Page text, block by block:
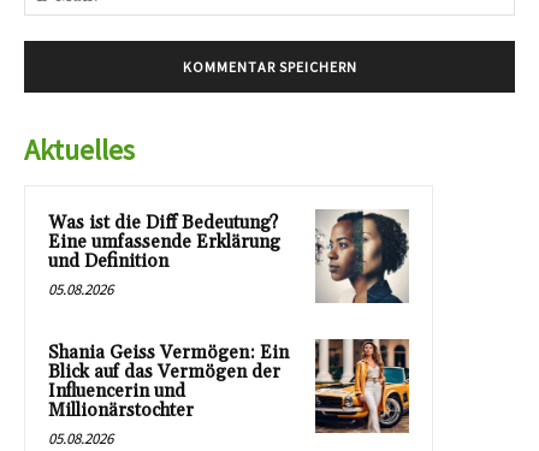
Aktuelles
Was ist die Diff Bedeutung?
Eine umfassende Erklärung
und Definition
05.08.2026
Shania Geiss Vermögen: Ein
Blick auf das Vermögen der
Influencerin und
Millionärstochter
05.08.2026